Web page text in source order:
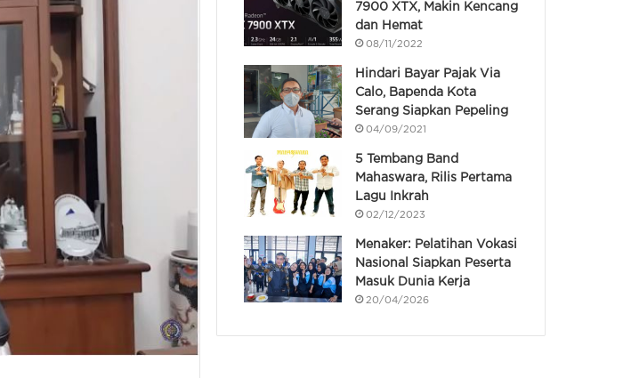
7900 XTX, Makin Kencang
dan Hemat
08/11/2022
Hindari Bayar Pajak Via
Calo, Bapenda Kota
Serang Siapkan Pepeling
04/09/2021
5 Tembang Band
Mahaswara, Rilis Pertama
Lagu Inkrah
02/12/2023
Menaker: Pelatihan Vokasi
Nasional Siapkan Peserta
Masuk Dunia Kerja
20/04/2026